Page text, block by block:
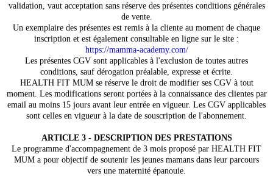
validation, vaut acceptation sans réserve des présentes conditions générales
de vente.
Un exemplaire des présentes est remis à la cliente au moment de chaque
inscription et est également consultable en ligne sur le site :
https://mamma-academy.com/
Les présentes CGV sont applicables à l'exclusion de toutes autres
conditions, sauf dérogation préalable, expresse et écrite.
HEALTH FIT MUM se réserve le droit de modifier ses CGV à tout
moment. Les modifications seront portées à la connaissance des clientes par
email au moins 15 jours avant leur entrée en vigueur. Les CGV applicables
sont celles en vigueur à la date de souscription de l'abonnement.
ARTICLE 3 - DESCRIPTION DES PRESTATIONS
Le programme d'accompagnement de 3 mois proposé par HEALTH FIT
MUM a pour objectif de soutenir les jeunes mamans dans leur parcours
vers une maternité épanouie.